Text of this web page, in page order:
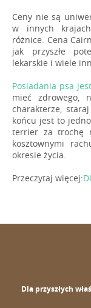
Ceny nie są
w innych
różnice. Cena
jak przyszłe
lekarskie i wiele
Posiadania psa
mieć zdrowego,
charakterze,
końcu jest to
terrier za trochę
kosztownymi
okresie życia.
Przeczytaj więcej:
Dla przyszłych